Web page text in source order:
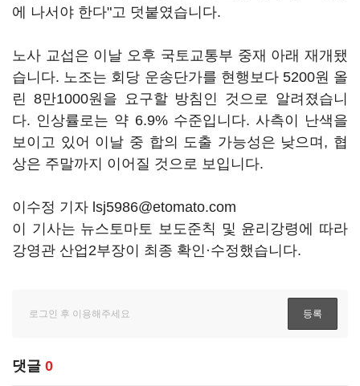
에 나서야 한다"고 덧붙였습니다.
노사 교섭은 이날 오후 국토교통부 중재 아래 재개됐
습니다. 노조는 회당 운송단가를 현행보다 5200원 올
린 8만1000원을 요구할 방침인 것으로 알려졌습니
다. 인상률로는 약 6.9% 수준입니다. 사측이 난색을
보이고 있어 이날 중 합의 도출 가능성은 낮으며, 협
상은 주말까지 이어질 것으로 보입니다.
이수정 기자 lsj5986@etomato.com
이 기사는 뉴스토마토 보도준칙 및 윤리강령에 따라
강영관 산업2부장이 최종 확인·수정했습니다.
댓글 0